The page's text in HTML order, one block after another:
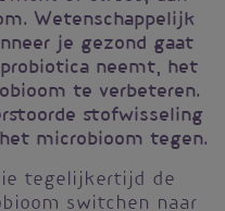
Wetenschappelijk
je gezond gaat
neemt, het
te verbeteren.
stofwisseling
microbioom tegen.
tegelijkertijd de
switchen naar